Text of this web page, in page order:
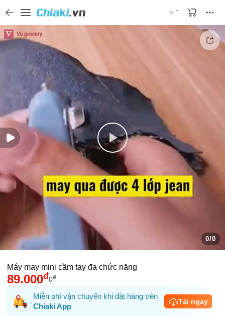
0/0
Máy may mini cầm tay đa chức năng
89.000đ0đ
Miễn phí vận chuyển khi đặt hàng trên
Chiaki App
Tải ngay